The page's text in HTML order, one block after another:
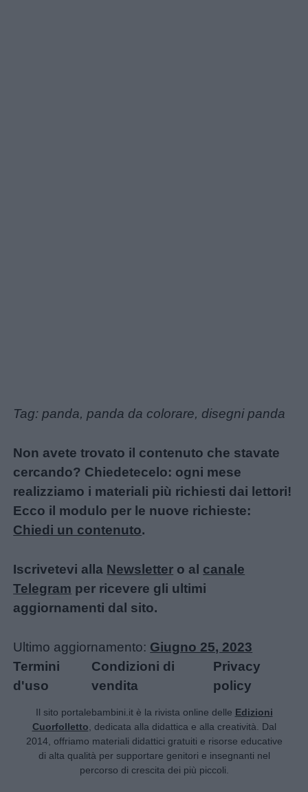
Tag: panda, panda da colorare, disegni panda
Non avete trovato il contenuto che stavate
cercando? Chiedetecelo: ogni mese
realizziamo i materiali più richiesti dai lettori!
Ecco il modulo per le nuove richieste:
Chiedi un contenuto.
Iscrivetevi alla Newsletter o al canale
Telegram per ricevere gli ultimi
aggiornamenti dal sito.
Ultimo aggiornamento: Giugno 25, 2023
Termini
d'uso
Condizioni di
vendita
Privacy
policy
Il sito portalebambini.it è la rivista online delle Edizioni
Cuorfolletto , dedicata alla didattica e alla creatività. Dal
2014, offriamo materiali didattici gratuiti e risorse educative
di alta qualità per supportare genitori e insegnanti nel
percorso di crescita dei più piccoli.